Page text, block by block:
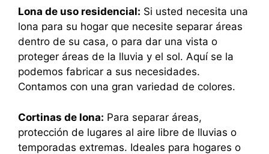
Lona de uso residencial: Si usted necesita una
lona para su hogar que necesite separar áreas
dentro de su casa, o para dar una vista o
proteger áreas de la lluvia y el sol. Aquí se la
podemos fabricar a sus necesidades.
Contamos con una gran variedad de colores.
Cortinas de lona: Para separar áreas,
protección de lugares al aire libre de lluvias o
temporadas extremas. Ideales para hogares o